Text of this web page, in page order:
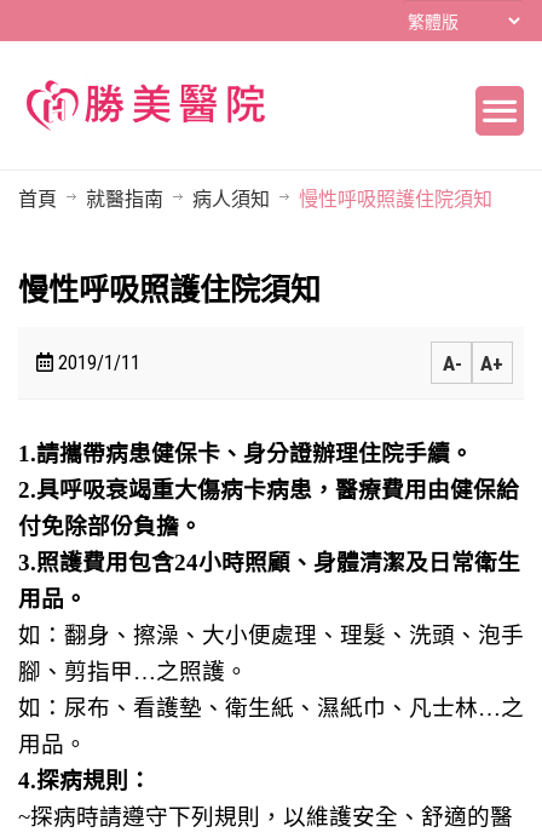
首頁 就醫指南 病人須知 慢性呼吸照護住院須知
慢性呼吸照護住院須知
2019/1/11 A- A+
1.請攜帶病患健保卡、身分證辦理住院手續。
2.具呼吸衰竭重大傷病卡病患，醫療費用由健保給
付免除部份負擔。
3.照護費用包含24小時照顧、身體清潔及日常衛生
用品。
如：翻身、擦澡、大小便處理、理髮、洗頭、泡手
腳、剪指甲…之照護。
如：尿布、看護墊、衛生紙、濕紙巾、凡士林…之
用品。
4.探病規則：
~探病時請遵守下列規則，以維護安全、舒適的醫